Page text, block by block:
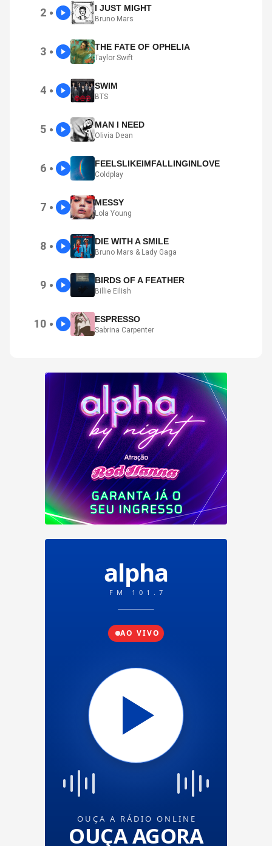
2 ● I JUST MIGHT
Bruno Mars
3 ● THE FATE OF OPHELIA
Taylor Swift
4 ● SWIM
BTS
5 ● MAN I NEED
Olivia Dean
6 ● FEELSLIKEIMFALLINGINLOVE
Coldplay
7 ● MESSY
Lola Young
8 ● DIE WITH A SMILE
Bruno Mars & Lady Gaga
9 ● BIRDS OF A FEATHER
Billie Eilish
10 ● ESPRESSO
Sabrina Carpenter